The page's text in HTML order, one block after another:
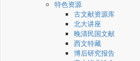
特色资源
古文献资源库
北大讲座
晚清民国文献
西文特藏
博后研究报告